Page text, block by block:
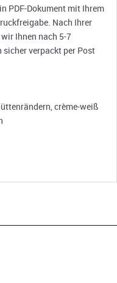
PDF-Dokument mit Ihrem
Nach Ihrer
Ihnen nach 5-7
sicher verpackt per Post
crème-weiß